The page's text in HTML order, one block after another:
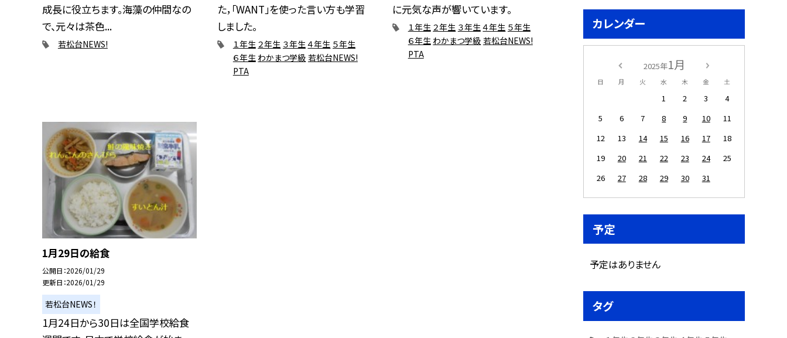
成長に役立ちます。海藻の仲間なの
で、元々は茶色...
若松台NEWS!
た，「WANT」を使った言い方も学習
しました。
１年生 ２年生 ３年生 ４年生 ５年生
６年生 わかまつ学級 若松台NEWS!
PTA
に元気な声が響いています。
１年生 ２年生 ３年生 ４年生 ５年生
６年生 わかまつ学級 若松台NEWS!
PTA
1月29日の給食
公開日 2026/01/29
更新日 2026/01/29
若松台NEWS！
1月24日から30日は全国学校給食
カレンダー
2025年1月
日 月 火 水 木 金 土
1 2 3
4
5
6 7 8 9 10
11
12
13 14 15 16 17
18
19
20 21 22 23 24
25
26
27 28 29 30 31
予定
予定はありません
タグ